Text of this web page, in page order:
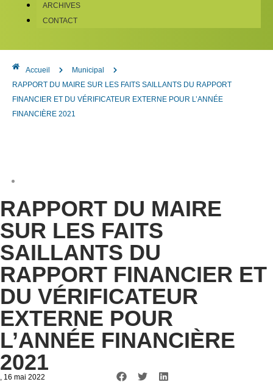
ARCHIVES
CONTACT
Accueil
Municipal
RAPPORT DU MAIRE SUR LES FAITS SAILLANTS DU RAPPORT
FINANCIER ET DU VÉRIFICATEUR EXTERNE POUR L’ANNÉE
FINANCIÈRE 2021
RAPPORT DU MAIRE
SUR LES FAITS
SAILLANTS DU
RAPPORT FINANCIER ET
DU VÉRIFICATEUR
EXTERNE POUR
L’ANNÉE FINANCIÈRE
2021
, 16 mai 2022